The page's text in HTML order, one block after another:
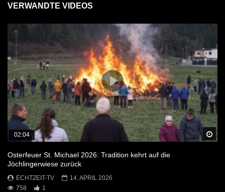
VERWANDTE VIDEOS
02:04
Osterfeuer St. Michael 2026: Tradition kehrt auf die
Jöchlingerwiese zurück
ECHTZEIT-TV
14. APRIL 2026
758
1